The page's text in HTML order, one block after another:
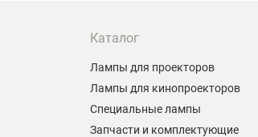
Каталог
Лампы для проекторов
Лампы для кинопроекторов
Специальные лампы
Запчасти и комплектующие